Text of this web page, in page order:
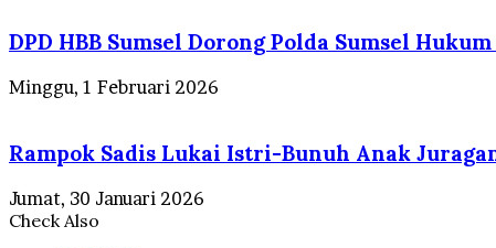
DPD HBB Sumsel Dorong Polda Sumsel
Minggu, 1 Februari 2026
Rampok Sadis Lukai Istri-Bunuh Anak
Jumat, 30 Januari 2026
Check Also